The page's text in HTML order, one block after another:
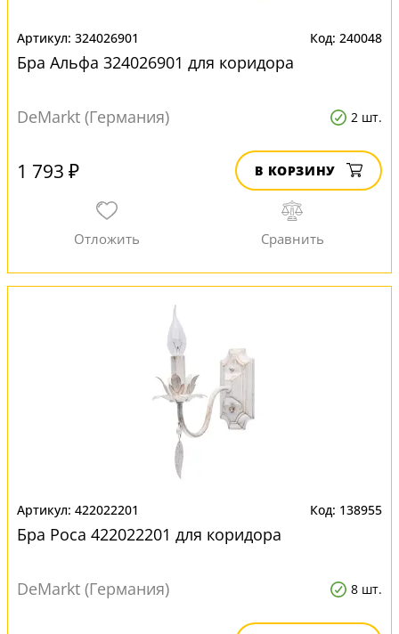
324026901 240048
Бра Альфа 324026901 для коридора
DeMarkt (Германия) 2 шт.
1 793 ₽ В КОРЗИНУ
422022201 138955
Бра Роса 422022201 для коридора
DeMarkt (Германия) 8 шт.